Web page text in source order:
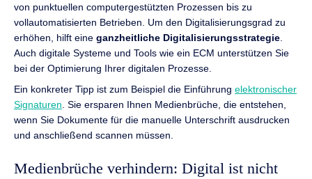
von punktuellen computergestützten Prozessen bis zu
vollautomatisierten Betrieben. Um den Digitalisierungsgrad zu
erhöhen, hilft eine ganzheitliche Digitalisierungsstrategie
Auch digitale Systeme und Tools wie ein ECM unterstützen Sie
bei der Optimierung Ihrer digitalen Prozesse.
Ein konkreter Tipp ist zum Beispiel die Einführung elektronischer
Signaturen . Sie ersparen Ihnen Medienbrüche, die entstehen,
wenn Sie Dokumente für die manuelle Unterschrift ausdrucken
und anschließend scannen müssen.
Medienbrüche verhindern: Digital ist nicht